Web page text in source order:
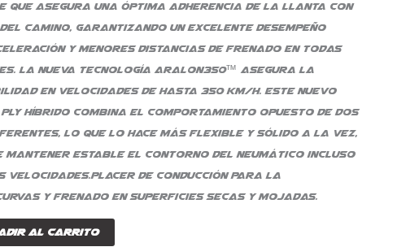
que asegura una óptima adherencia de la llanta con
camino, garantizando un excelente desempeño
y menores distancias de frenado en todas
La nueva tecnología Aralon350™ asegura la
en velocidades de hasta 350 km/h. Este nuevo
ply híbrido combina el comportamiento opuesto de dos
lo que lo hace más flexible y sólido a la vez,
mantener estable el contorno del neumático incluso
velocidades.Placer de conducción para la
y frenado en superficies secas y mojadas.
al carrito